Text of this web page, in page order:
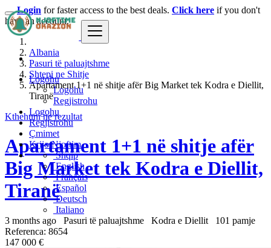
Logohu
Logohu
Regjistrohu
Logohu
Regjistrohu
Çmimet
Krijo Njoftim
Shqip
English
Français
Español
Deutsch
Italiano
Login for faster access to the best deals. Click here if you don't
have an account.
Albania
Pasuri të paluajtshme
Shtepi ne Shitje
Apartament 1+1 në shitje afër Big Market tek Kodra e Diellit,
Tiranë
Kthehuni ne rezultat
Apartament 1+1 në shitje afër
Big Market tek Kodra e Diellit,
Tiranë
3 months ago Pasuri të paluajtshme Kodra e Diellit
101 pamje
Referenca: 8654
147 000 €